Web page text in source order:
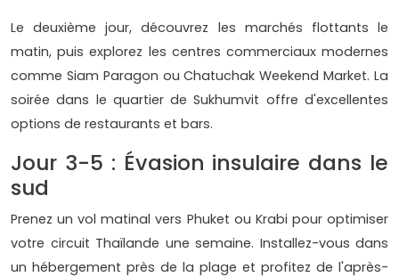
Le deuxième jour, découvrez les marchés flottants le
matin, puis explorez les centres commerciaux modernes
comme Siam Paragon ou Chatuchak Weekend Market. La
soirée dans le quartier de Sukhumvit offre d'excellentes
options de restaurants et bars.
Jour 3-5 : Évasion insulaire dans le
sud
Prenez un vol matinal vers Phuket ou Krabi pour optimiser
votre circuit Thaïlande une semaine. Installez-vous dans
un hébergement près de la plage et profitez de l'après-